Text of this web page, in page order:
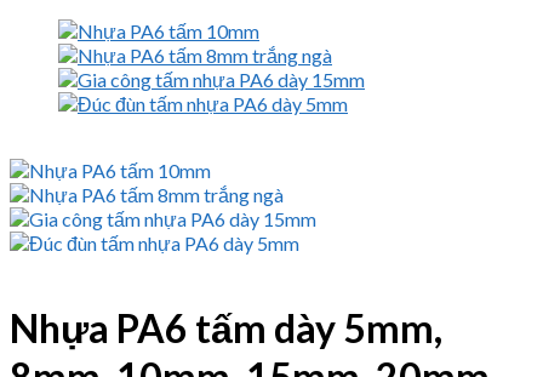
Nhựa PA6 tấm dày 5mm,